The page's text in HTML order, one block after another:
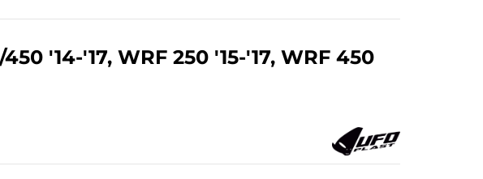
'14-'17, WRF 250 '15-'17, WRF 450